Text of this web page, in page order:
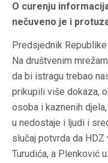
O curenju
nečuveno je i
Predsjednik Republike
Na društvenim
da bi istragu trebao
prikupili više dokaza,
osoba i kaznenih
u nedostaje i ljudi i
slučaj potvrda da
Turudića, a Plenković